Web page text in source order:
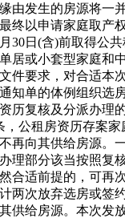
由发生的房源将一
终以申请家庭取产
30日(含)前取得公
居或小套型家庭和
件要求，对合适本
知单的体例组织选
历复核及分派办理
，公租房资历存案
再向其供给房源。
理部分该当按照复
合适前提的，可再
两次放弃选房或签
供给房源。本次发